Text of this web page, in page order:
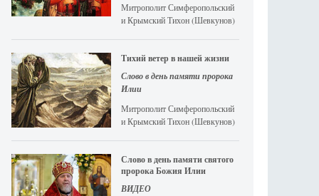
Митрополит Симферопольский
и Крымский Тихон (Шевкунов)
Тихий ветер в нашей жизни
Слово в день памяти пророка
Илии
Митрополит Симферопольский
и Крымский Тихон (Шевкунов)
Слово в день памяти святого
пророка Божия Илии
ВИДЕО